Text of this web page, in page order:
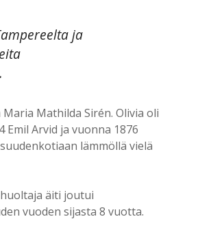
ja
Mathilda Sirén. Olivia oli
Arvid ja vuonna 1876
lämmöllä vielä
äiti joutui
vuoden sijasta 8 vuotta.